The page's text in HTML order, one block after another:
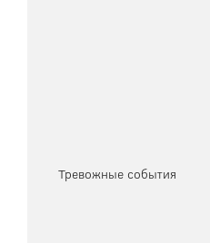
Тревожные события